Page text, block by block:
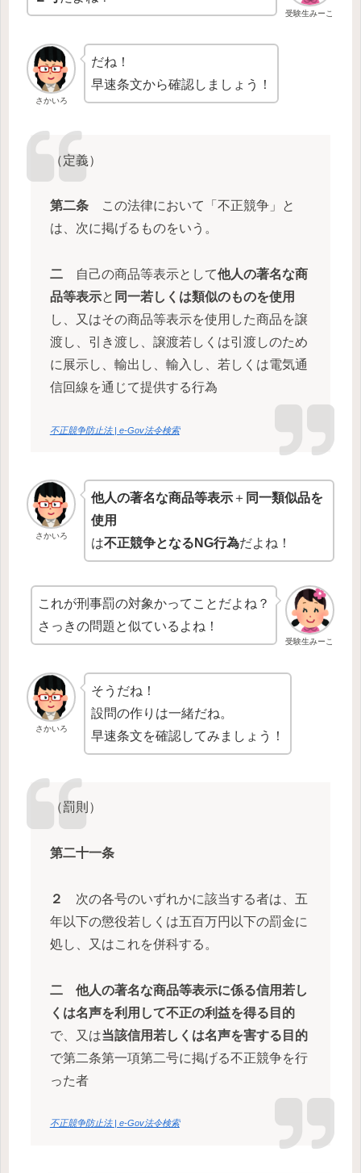
受験生みーこ
さかいろ
だね！
早速条文から確認しましょう！
（定義）
第二条この法律において「不正競争」と
は、次に掲げるものをいう。
二自己の商品等表示として他人の著名な商
品等表示と 同一若しくは類似のものを使用
し、又はその商品等表示を使用した商品を譲
渡し、引き渡し、譲渡若しくは引渡しのため
に展示し、輸出し、輸入し、若しくは電気通
信回線を通じて提供する行為
不正競争防止法 | e-Gov法令検索
さかいろ
他人の著名な商品等表示 ＋ 同一類似品を
使用
は不正競争となるNG行為だよね！
受験生みーこ
これが刑事罰の対象かってことだよね？
さっきの問題と似ているよね！
さかいろ
そうだね！
設問の作りは一緒だね。
早速条文を確認してみましょう！
（罰則）
第二十一条
２
次の各号のいずれかに該当する者は、五
年以下の懲役若しくは五百万円以下の罰金に
処し、又はこれを併科する。
二
他人の著名な商品等表示に係る信用若し
くは名声を利用して不正の利益を得る目的
で、又は当該信用若しくは名声を害する目的
で第二条第一項第二号に掲げる不正競争を行
った者
不正競争防止法 | e-Gov法令検索